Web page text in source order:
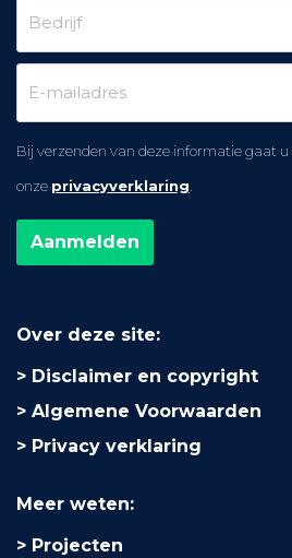
Bij verzenden van deze informatie gaat
onze privacyverklaring
Over deze site:
Disclaimer en copyright
Algemene Voorwaarden
Privacy verklaring
Meer weten:
Projecten